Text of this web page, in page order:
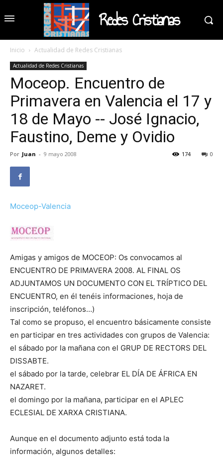
Redes Cristianas
Inicio Actualidad de Redes Cristianas
Actualidad de Redes Cristianas
Moceop. Encuentro de
Primavera en Valencia el 17 y
18 de Mayo -- José Ignacio,
Faustino, Deme y Ovidio
Por Juan - 9 mayo 2008 0
174
Moceop-Valencia
Amigas y amigos de MOCEOP: Os convocamos al
ENCUENTRO DE PRIMAVERA 2008. AL FINAL OS
ADJUNTAMOS UN DOCUMENTO CON EL TRÍPTICO DEL
ENCUENTRO, en él tenéis informaciones, hoja de
inscripción, teléfonos…)
Tal como se propuso, el encuentro básicamente consiste
en participar en tres actividades con grupos de Valencia:
el sábado por la mañana con el GRUP DE RECTORS DEL
DISSABTE.
el sábado por la tarde, celebrar EL DÍA DE ÁFRICA EN
NAZARET.
el domingo por la mañana, participar en el APLEC
ECLESIAL DE XARXA CRISTIANA.
Aunque en el documento adjunto está toda la
información, algunos detalles: